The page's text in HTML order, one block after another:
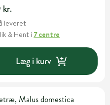
kr.
leveret
& Hent i 7 centre
Læg i kurv
Malus domestica